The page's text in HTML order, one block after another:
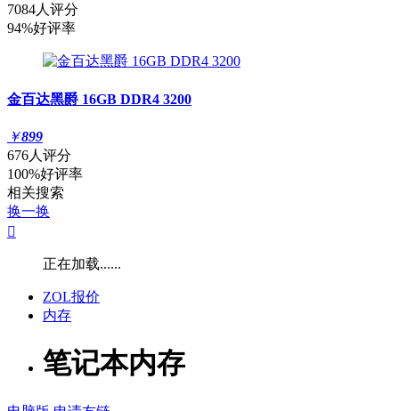
7084人评分
94%好评率
金百达黑爵 16GB DDR4 3200
￥899
676人评分
100%好评率
相关搜索
换一换

正在加载......
ZOL报价
内存
笔记本内存